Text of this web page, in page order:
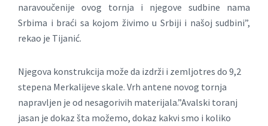
naravoučenije ovog tornja i njegove sudbine nama
Srbima i braći sa kojom živimo u Srbiji i našoj sudbini”,
rekao je Tijanić.
Njegova konstrukcija može da izdrži i zemljotres do 9,2
stepena Merkalijeve skale. Vrh antene novog tornja
napravljen je od nesagorivih materijala.”Avalski toranj
jasan je dokaz šta možemo, dokaz kakvi smo i koliko